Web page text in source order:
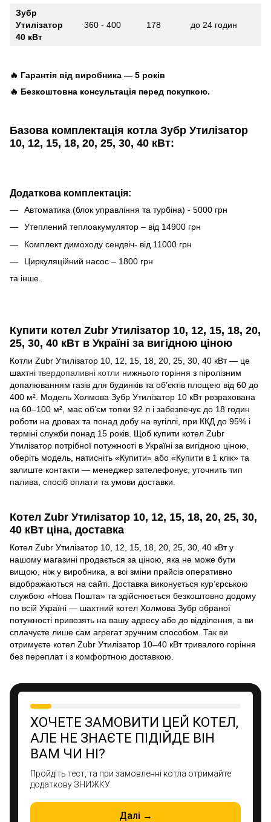
Зубр
Утилізатор
40 кВт
360 - 400 178 до 24 годин
🔥 Гарантія від виробника — 5 років
🔥 Безкоштовна консультація перед покупкою.
Базова комплектація котла Зубр Утилізатор
10, 12, 15, 18, 20, 25, 30, 40 кВт:
Додаткова комплектація:
Автоматика (блок управління та турбіна) - 5000 грн
Утеплений теплоакумулятор – від 14900 грн
Комплект димоходу сендвіч- від 11000 грн
Циркуляційний насос – 1800 грн
та інше.
Купити котел Zubr Утилізатор 10, 12, 15, 18, 20,
25, 30, 40 кВт в Україні за вигідною ціною
Котли Zubr Утилізатор 10, 12, 15, 18, 20, 25, 30, 40 кВт — це
шахтні твердопаливні котли нижнього горіння з піролізним
допалюванням газів для будинків та об’єктів площею від 60 до
400 м². Модель Холмова Зубр Утилізатор 10 кВт розрахована
на 60–100 м², має об’єм топки 92 л і забезпечує до 18 годин
роботи на дровах та понад добу на вугіллі, при ККД до 95% і
терміні служби понад 15 років. Щоб купити котел Zubr
Утилізатор потрібної потужності в Україні за вигідною ціною,
оберіть модель, натисніть «Купити» або «Купити в 1 клік» та
залиште контакти — менеджер зателефонує, уточнить тип
палива, спосіб оплати та умови доставки.
Котел Zubr Утилізатор 10, 12, 15, 18, 20, 25, 30,
40 кВт ціна, доставка
Котел Zubr Утилізатор 10, 12, 15, 18, 20, 25, 30, 40 кВт у
нашому магазині продається за ціною, яка не може бути
вищою, ніж у виробника, а всі зміни прайсів оперативно
відображаються на сайті. Доставка виконується кур’єрською
службою «Нова Пошта» та здійснюється безкоштовно додому
по всій Україні — шахтний котел Холмова Зубр обраної
потужності привозять на вашу адресу або до відділення, а ви
сплачуєте лише сам агрегат зручним способом. Так ви
отримуєте котел Zubr Утилізатор 10–40 кВт тривалого горіння
без переплат і з комфортною доставкою.